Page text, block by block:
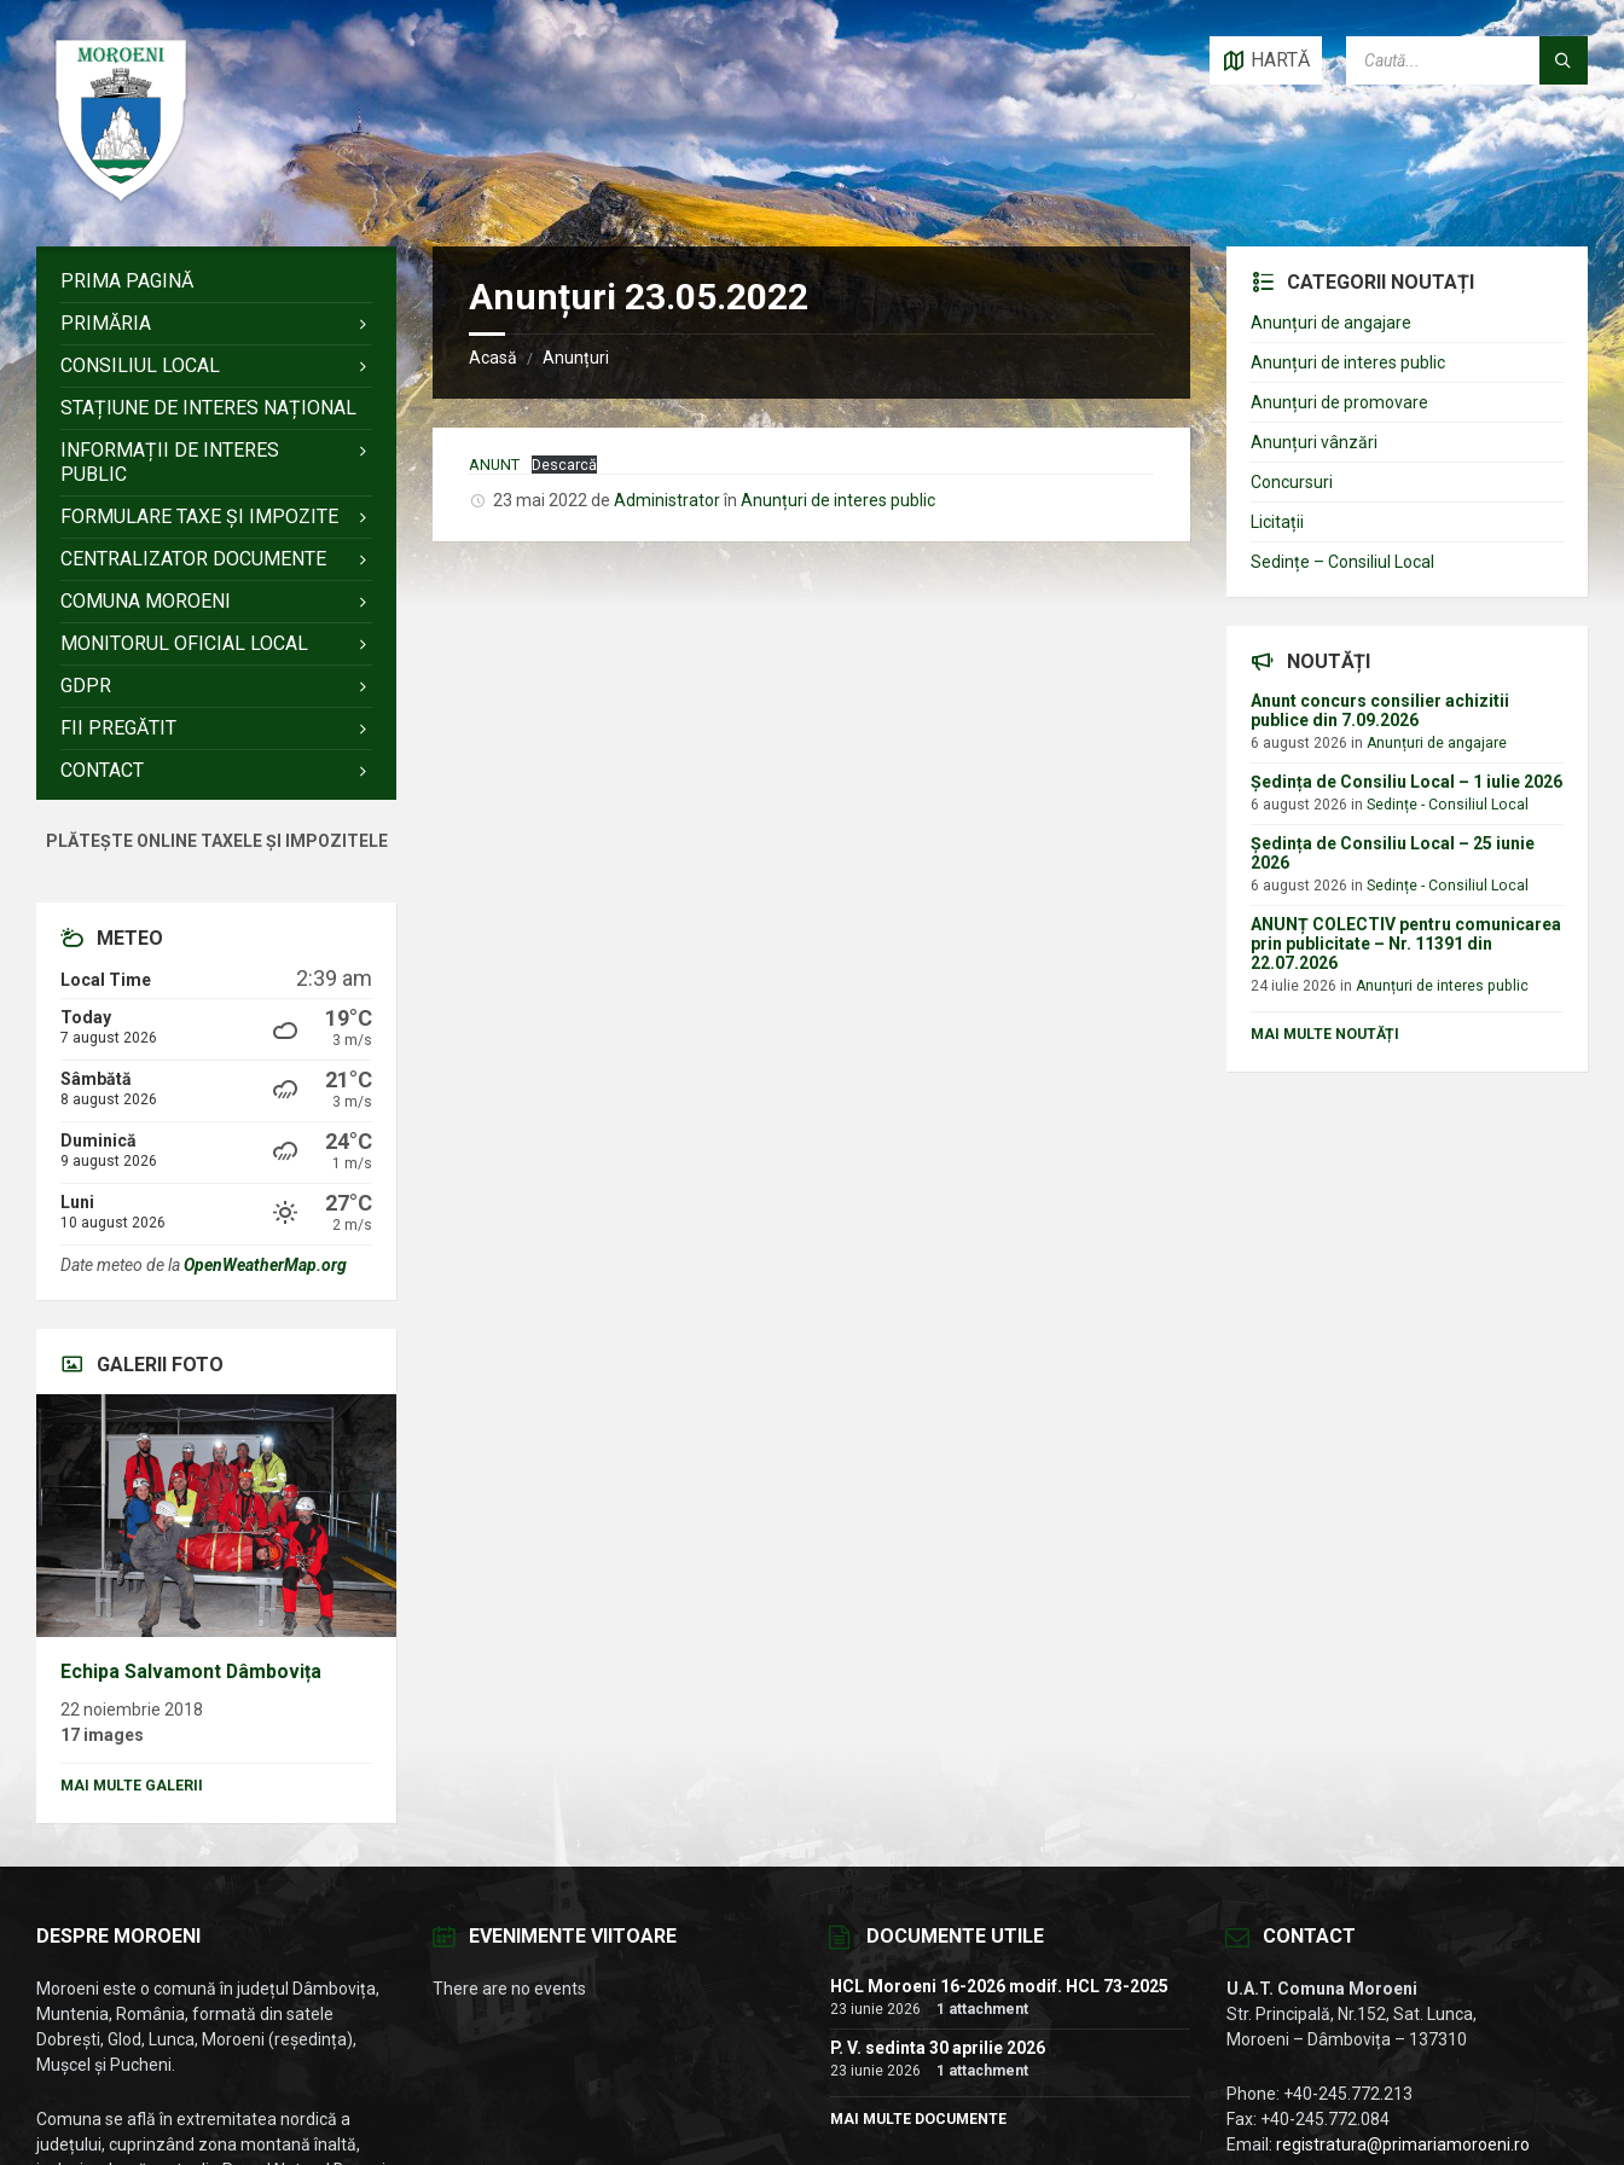
la
conținut
la
bara
laterală
stângă
la
bara
laterală
dreaptă
la
subsol
HARTĂ
Anunțuri 23.05.2022
Acasă / Anunțuri
ANUNT Descarcă
23 mai 2022deAdministrator înAnunțuri de interes public
PRIMA PAGINĂ
PRIMĂRIA
CONSILIUL LOCAL
STAȚIUNE DE INTERES NAȚIONAL
INFORMAȚII DE INTERES
PUBLIC
FORMULARE TAXE ȘI IMPOZITE
CENTRALIZATOR DOCUMENTE
COMUNA MOROENI
MONITORUL OFICIAL LOCAL
GDPR
FII PREGĂTIT
CONTACT
PLĂTEȘTE ONLINE TAXELE ȘI IMPOZITELE
METEO
Local Time 2:39 am
Today
7 august 2026
19°C
3 m/s
Sâmbătă
8 august 2026
21°C
3 m/s
Duminică
9 august 2026
24°C
1 m/s
Luni
10 august 2026
27°C
2 m/s
Date meteo de laOpenWeatherMap.org
GALERII FOTO
Echipa Salvamont Dâmbovița
22 noiembrie 2018
17 images
MAI MULTE GALERII
CATEGORII NOUTAȚI
Anunțuri de angajare
Anunțuri de interes public
Anunțuri de promovare
Anunțuri vânzări
Concursuri
Licitații
Sedințe – Consiliul Local
NOUTĂȚI
Anunt concurs consilier achizitii
publice din 7.09.2026
6 august 2026inAnunțuri de angajare
Ședința de Consiliu Local – 1 iulie 2026
6 august 2026inSedințe - Consiliul Local
Ședința de Consiliu Local – 25 iunie
2026
6 august 2026inSedințe - Consiliul Local
ANUNȚ COLECTIV pentru comunicarea
prin publicitate – Nr. 11391 din
22.07.2026
24 iulie 2026inAnunțuri de interes public
MAI MULTE NOUTĂȚI
DESPRE MOROENI
Moroeni este o comună în județul Dâmbovița,
Muntenia, România, formată din satele
Dobrești, Glod, Lunca, Moroeni (reședința),
Mușcel și Pucheni.
Comuna se află în extremitatea nordică a
județului, cuprinzând zona montană înaltă,
EVENIMENTE VIITOARE
There are no events
DOCUMENTE UTILE
HCL Moroeni 16-2026 modif. HCL 73-2025
23 iunie 2026 1 attachment
P. V. sedinta 30 aprilie 2026
23 iunie 2026 1 attachment
MAI MULTE DOCUMENTE
CONTACT
U.A.T. Comuna Moroeni
Str. Principală, Nr.152, Sat. Lunca,
Moroeni – Dâmbovița – 137310
Phone: +40-245.772.213
Fax: +40-245.772.084
Email:registratura@primariamoroeni.ro